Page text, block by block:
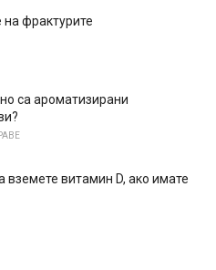
фрактурите
са ароматизирани
вземете витамин D, ако имате